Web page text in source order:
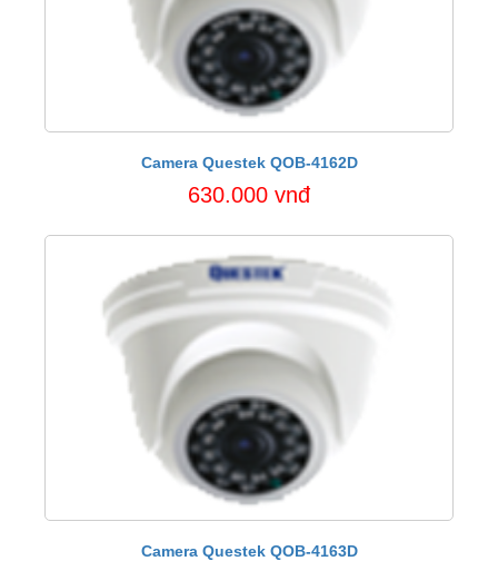
Camera Questek QOB-4162D
630.000 vnđ
Camera Questek QOB-4163D